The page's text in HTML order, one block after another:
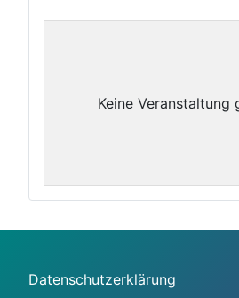
Keine Veranstaltung
Datenschutzerklärung